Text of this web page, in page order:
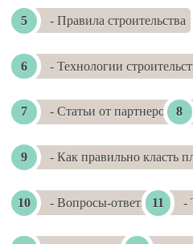
- Правила строительства
- Технологии
- Статьи от партнеров
- Как правильно класть
- Вопросы-ответы -